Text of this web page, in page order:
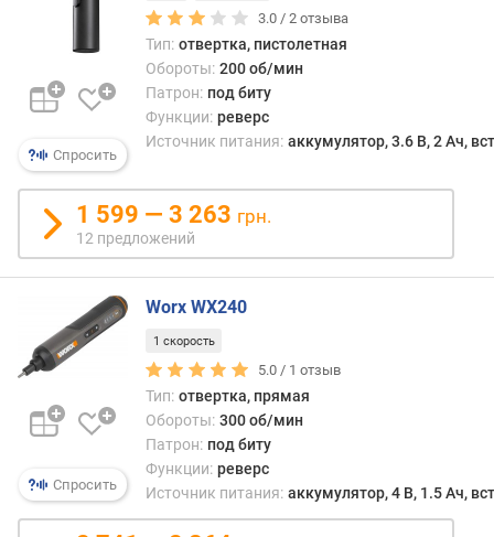
о
щ
о
с
т
ь
м
к
с
о
л
Спросить
3.0 /2 отзыва
Тип: отвертка, пистолетная
Обороты: 200 об/мин
Патрон: под биту
Функции: реверс
Источник питания: аккумулятор, 3.6 В, 2 Ач,
1 599 — 3 263 грн.
12 предложений
Спросить
Worx WX240
1 скорость
5.0 / 1 отзыв
Тип: отвертка, прямая
Обороты: 300 об/мин
Патрон: под биту
Функции: реверс
Источник питания: аккумулятор, 4 В, 1.5 Ач,